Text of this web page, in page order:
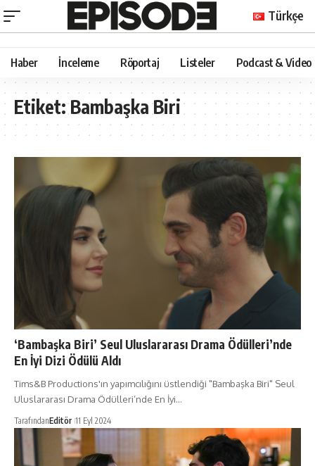
Türkçe
Haber İnceleme Röportaj Listeler Podcast & Video
Etiket:Bambaşka Biri
‘Bambaşka Biri’ Seul Uluslararası Drama Ödülleri’nde
En İyi Dizi Ödülü Aldı
Tims&B Productions'ın yapımcılığını üstlendiği "Bambaşka Biri" Seul
Uluslararası Drama Ödülleri’nde En İyi…
TarafındanEditör 11 Eyl 2024